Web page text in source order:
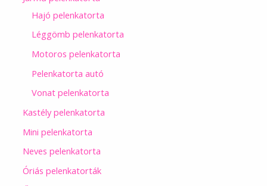
Hajó pelenkatorta
Léggömb pelenkatorta
Motoros pelenkatorta
Pelenkatorta autó
Vonat pelenkatorta
Kastély pelenkatorta
Mini pelenkatorta
Neves pelenkatorta
Óriás pelenkatorták